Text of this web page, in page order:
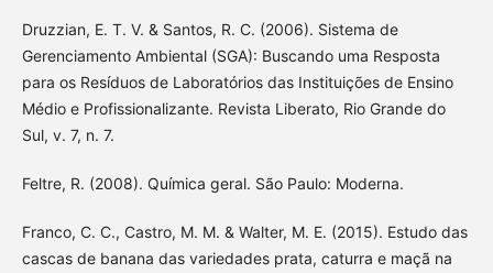
Druzzian, E. T. V. & Santos, R. C. (2006). Sistema de
Gerenciamento Ambiental (SGA): Buscando uma Resposta
para os Resíduos de Laboratórios das Instituições de Ensino
Médio e Profissionalizante. Revista Liberato, Rio Grande do
Sul, v. 7, n. 7.
Feltre, R. (2008). Química geral. São Paulo: Moderna.
Franco, C. C., Castro, M. M. & Walter, M. E. (2015). Estudo das
cascas de banana das variedades prata, caturra e maçã na